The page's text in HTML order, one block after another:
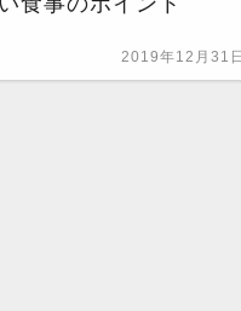
2019年12月31